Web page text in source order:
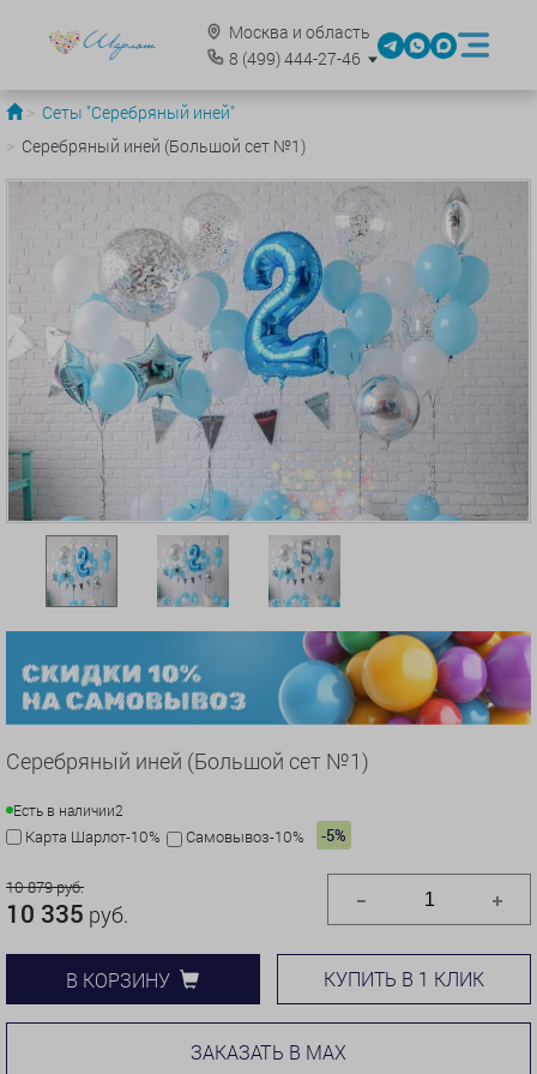
Москва и область
8 (499)444-27-46
Сеты "Серебряный иней"
Серебряный иней (Большой сет №1)
Серебряный иней (Большой сет №1)
Есть в наличии2
Карта Шарлот-10% Самовывоз-10% -5%
10 879 руб.
10 335 руб.
В КОРЗИНУ КУПИТЬ В 1 КЛИК
ЗАКАЗАТЬ В MAX